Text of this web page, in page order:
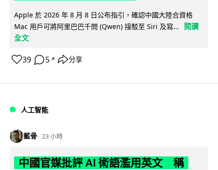
Apple 於 2026 年 8 月 8 日公布指引，確認中國大陸合資格
Mac 用戶可將阿里巴巴千問 (Qwen) 接駁至 Siri 及寫...
閱讀
全文
39 5 ↗ 分享
人工智能
藍骨 23 小時
中國官媒批評 AI 術語濫用英文 稱